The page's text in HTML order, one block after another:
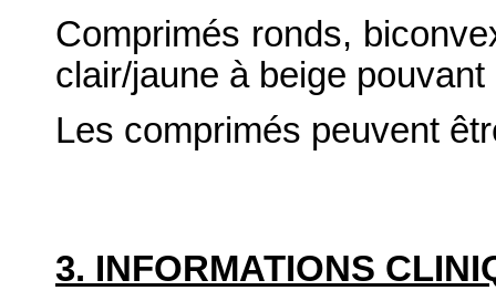
Comprimés ronds,
clair/jaune à beige
Les comprimés peuvent
3. INFORMATIONS